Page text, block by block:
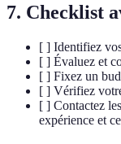
7. Checklist
[ ] Identifiez
[ ] Évaluez et
[ ] Fixez un
[ ] Vérifiez
[ ] Contactez
expérience et